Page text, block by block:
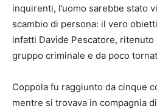
inquirenti, l’uomo sarebbe stato
scambio di persona: il vero
infatti Davide Pescatore,
gruppo criminale e da poco
Coppola fu raggiunto da cinque
mentre si trovava in compagnia